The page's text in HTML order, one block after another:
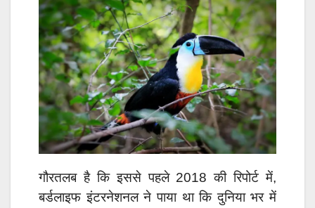
गौरतलब है कि इससे पहले 2018 की रिपोर्ट में,
बर्डलाइफ इंटरनेशनल ने पाया था कि दुनिया भर में